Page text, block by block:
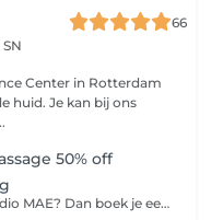
66
Center in Rotterdam
huid. Je kan bij ons
50% off
Kom jij voor het eerst naar Skin Studio MAE? Dan boek je een van deze behandelingen. Tijdens dit uitgebreide intakegesprek brengen we in kaart wat jouw huidwensen zijn en doen we een Skin Scan met de aller nieuwste Observ 520x. We bespreken de mogelijkheden voor een passend behandeltraject en krijg je een uitgebreid product-, voeding- en leefstijladvies. Mogelijk om Add On bij te boeken bij Niveau 5